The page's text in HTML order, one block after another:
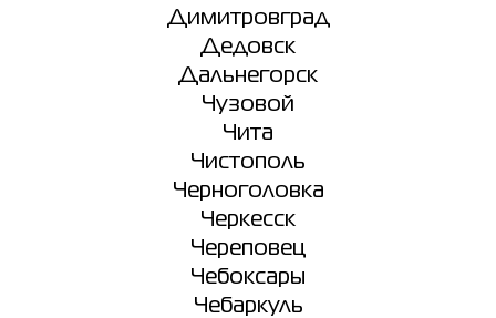
Димитровград
Дедовск
Дальнегорск
Чузовой
Чита
Чистополь
Черноголовка
Черкесск
Череповец
Чебоксары
Чебаркуль